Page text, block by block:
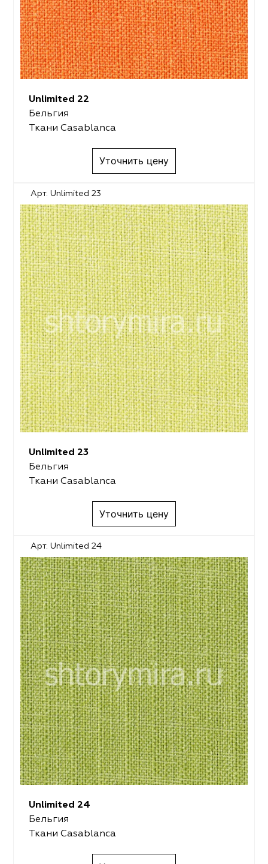
Unlimited 22
Бельгия
Ткани Casablanca
Уточнить цену
Арт. Unlimited 23
Unlimited 23
Бельгия
Ткани Casablanca
Уточнить цену
Арт. Unlimited 24
Unlimited 24
Бельгия
Ткани Casablanca